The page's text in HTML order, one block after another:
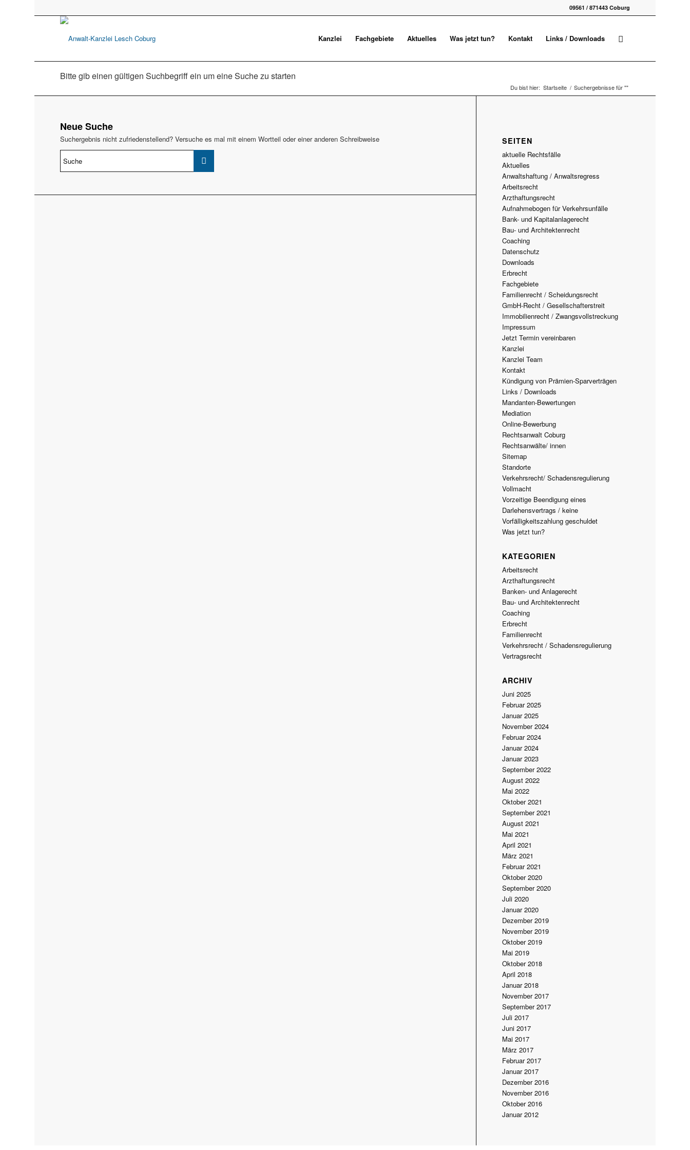
09561 / 871443 Coburg
Kanzlei Fachgebiete Aktuelles Was jetzt tun? Kontakt Links / Downloads
Bitte gib einen gültigen Suchbegriff ein um eine Suche zu starten
Du bist hier: Startseite / Suchergebnisse für ""
Neue Suche
Suchergebnis nicht zufriedenstellend? Versuche es mal mit einem Wortteil oder einer anderen Schreibweise SEITEN
aktuelle Rechtsfälle
Aktuelles
Anwaltshaftung / Anwaltsregress
Arbeitsrecht
Arzthaftungsrecht
Aufnahmebogen für Verkehrsunfälle
Bank- und Kapitalanlagerecht
Bau- und Architektenrecht
Coaching
Datenschutz
Downloads
Erbrecht
Fachgebiete
Familienrecht / Scheidungsrecht
GmbH-Recht / Gesellschafterstreit
Immobilienrecht / Zwangsvollstreckung
Impressum
Jetzt Termin vereinbaren
Kanzlei
Kanzlei Team
Kontakt
Kündigung von Prämien-Sparverträgen
Links / Downloads
Mandanten-Bewertungen
Mediation
Online-Bewerbung
Rechtsanwalt Coburg
Rechtsanwälte/ innen
Sitemap
Standorte
Verkehrsrecht/ Schadensregulierung
Vollmacht
Vorzeitige Beendigung eines
Darlehensvertrags / keine
Vorfälligkeitszahlung geschuldet
Was jetzt tun?
KATEGORIEN
Arbeitsrecht
Arzthaftungsrecht
Banken- und Anlagerecht
Bau- und Architektenrecht
Coaching
Erbrecht
Familienrecht
Verkehrsrecht / Schadensregulierung
Vertragsrecht
ARCHIV
Juni 2025
Februar 2025
Januar 2025
November 2024
Februar 2024
Januar 2024
Januar 2023
September 2022
August 2022
Mai 2022
Oktober 2021
September 2021
August 2021
Mai 2021
April 2021
März 2021
Februar 2021
Oktober 2020
September 2020
Juli 2020
Januar 2020
Dezember 2019
November 2019
Oktober 2019
Mai 2019
Oktober 2018
April 2018
Januar 2018
November 2017
September 2017
Juli 2017
Juni 2017
Mai 2017
März 2017
Februar 2017
Januar 2017
Dezember 2016
November 2016
Oktober 2016
Januar 2012